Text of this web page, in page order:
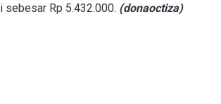
sebesar Rp 5.432.000. (donaoctiza)